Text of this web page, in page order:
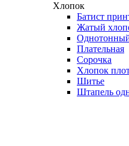
Хлопок
Батист
Жатый
Плательная
Сорочка
Хлопок
Шитье
Штапель